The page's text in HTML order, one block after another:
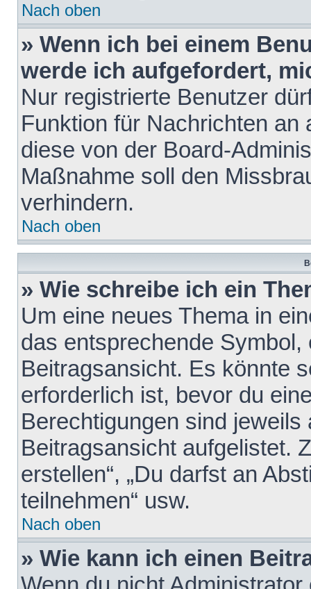
Nach oben
» Wenn ich bei einem
werde ich aufgefordert,
Nur registrierte Benutzer
Funktion für Nachrichten
diese von der Board-
Maßnahme soll den
verhindern.
Nach oben
» Wie schreibe ich ein
Um eine neues Thema in
das entsprechende
Beitragsansicht. Es könnte
erforderlich ist, bevor du
Berechtigungen sind
Beitragsansicht aufgelistet.
erstellen“, „Du darfst an
teilnehmen“ usw.
Nach oben
» Wie kann ich einen